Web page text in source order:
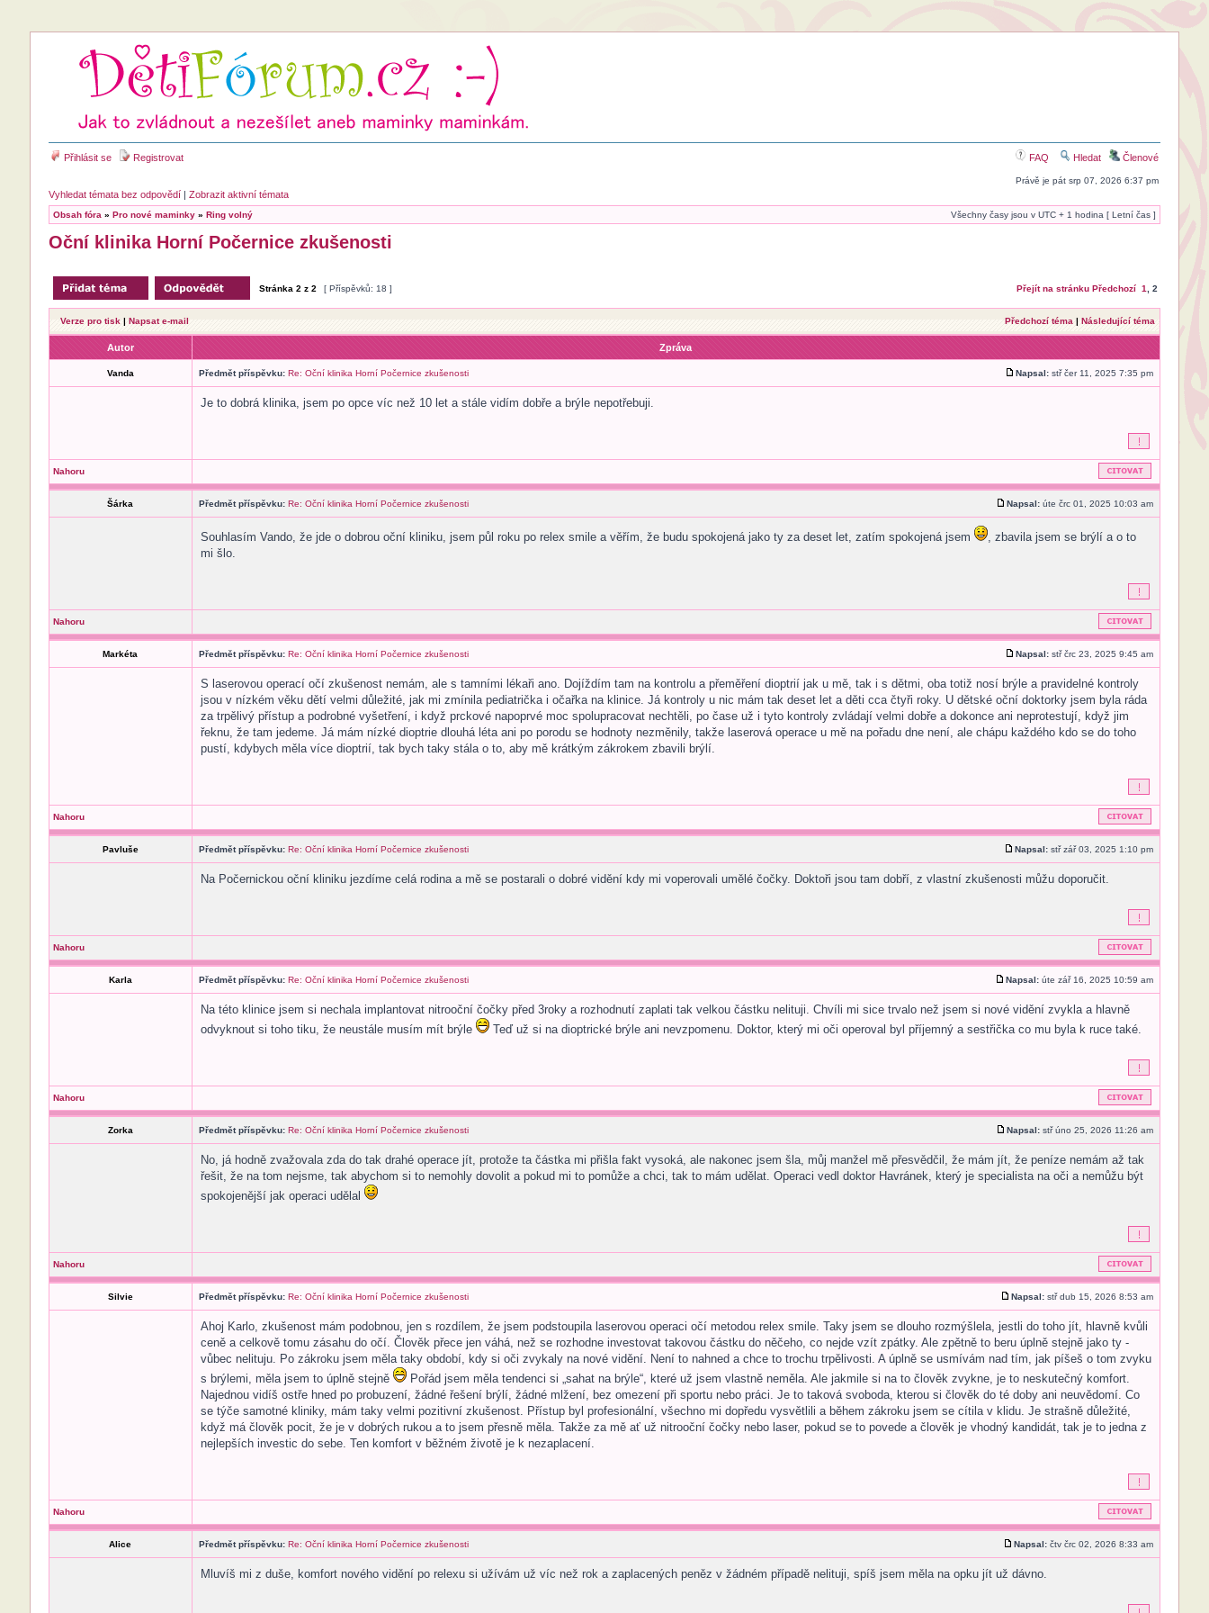
Přihlásit se Registrovat FAQ Hledat Členové
Právě je pát srp 07, 2026 6:37 pm
Vyhledat témata bez odpovědí| Zobrazit aktivní témata
Obsah fóra » Pro nové maminky» Ring volný Všechny časy jsou v UTC + 1 hodina [ Letní čas ]
Oční klinika Horní Počernice zkušenosti
Stránka 2 z 2 [ Příspěvků: 18 ] Přejít na stránku Předchozí 1 2
Verze pro tisk | Napsat e-mail Předchozí téma | Následující téma
Autor Zpráva
Vanda Předmět příspěvku: Re: Oční klinika Horní Počernice zkušenosti Napsal:stř čer 11, 2025 7:35 pm
Je to dobrá klinika, jsem po opce víc než 10 let a stále vidím dobře a brýle nepotřebuji.
Nahoru
Šárka Předmět příspěvku: Re: Oční klinika Horní Počernice zkušenosti Napsal:úte črc 01, 2025 10:03 am
Souhlasím Vando, že jde o dobrou oční kliniku, jsem půl roku po relex smile a věřím, že budu spokojená jako ty za deset let, zatím spokojená jsem
, zbavila jsem se brýlí a o to
mi šlo.
Nahoru
Markéta Předmět příspěvku: Re: Oční klinika Horní Počernice zkušenosti Napsal:stř črc 23, 2025 9:45 am
S laserovou operací očí zkušenost nemám, ale s tamními lékaři ano. Dojíždím tam na kontrolu a přeměření dioptrií jak u mě, tak i s dětmi, oba totiž nosí brýle a pravidelné kontroly
jsou v nízkém věku dětí velmi důležité, jak mi zmínila pediatrička i očařka na klinice. Já kontroly u nic mám tak deset let a děti cca čtyři roky. U dětské oční doktorky jsem byla ráda
za trpělivý přístup a podrobné vyšetření, i když prckové napoprvé moc spolupracovat nechtěli, po čase už i tyto kontroly zvládají velmi dobře a dokonce ani neprotestují, když jim
řeknu, že tam jedeme. Já mám nízké dioptrie dlouhá léta ani po porodu se hodnoty nezměnily, takže laserová operace u mě na pořadu dne není, ale chápu každého kdo se do toho
pustí, kdybych měla více dioptrií, tak bych taky stála o to, aby mě krátkým zákrokem zbavili brýlí.
Nahoru
Pavluše Předmět příspěvku: Re: Oční klinika Horní Počernice zkušenosti Napsal:stř zář 03, 2025 1:10 pm
Na Počernickou oční kliniku jezdíme celá rodina a mě se postarali o dobré vidění kdy mi voperovali umělé čočky. Doktoři jsou tam dobří, z vlastní zkušenosti můžu doporučit.
Nahoru
Karla Předmět příspěvku: Re: Oční klinika Horní Počernice zkušenosti Napsal:úte zář 16, 2025 10:59 am
Na této klinice jsem si nechala implantovat nitrooční čočky před 3roky a rozhodnutí zaplati tak velkou částku nelituji. Chvíli mi sice trvalo než jsem si nové vidění zvykla a hlavně
odvyknout si toho tiku, že neustále musím mít brýle
Teď už si na dioptrické brýle ani nevzpomenu. Doktor, který mi oči operoval byl příjemný a sestřička co mu byla k ruce také.
Nahoru
Zorka Předmět příspěvku: Re: Oční klinika Horní Počernice zkušenosti Napsal:stř úno 25, 2026 11:26 am
No, já hodně zvažovala zda do tak drahé operace jít, protože ta částka mi přišla fakt vysoká, ale nakonec jsem šla, můj manžel mě přesvědčil, že mám jít, že peníze nemám až tak
řešit, že na tom nejsme, tak abychom si to nemohly dovolit a pokud mi to pomůže a chci, tak to mám udělat. Operaci vedl doktor Havránek, který je specialista na oči a nemůžu být
spokojenější jak operaci udělal
Nahoru
Silvie Předmět příspěvku: Re: Oční klinika Horní Počernice zkušenosti Napsal:stř dub 15, 2026 8:53 am
Ahoj Karlo, zkušenost mám podobnou, jen s rozdílem, že jsem podstoupila laserovou operaci očí metodou relex smile. Taky jsem se dlouho rozmýšlela, jestli do toho jít, hlavně kvůli
ceně a celkově tomu zásahu do očí. Člověk přece jen váhá, než se rozhodne investovat takovou částku do něčeho, co nejde vzít zpátky. Ale zpětně to beru úplně stejně jako ty -
vůbec nelituju. Po zákroku jsem měla taky období, kdy si oči zvykaly na nové vidění. Není to nahned a chce to trochu trpělivosti. A úplně se usmívám nad tím, jak píšeš o tom zvyku
s brýlemi, měla jsem to úplně stejně
Pořád jsem měla tendenci si „sahat na brýle“, které už jsem vlastně neměla. Ale jakmile si na to člověk zvykne, je to neskutečný komfort.
Najednou vidíš ostře hned po probuzení, žádné řešení brýlí, žádné mlžení, bez omezení při sportu nebo práci. Je to taková svoboda, kterou si člověk do té doby ani neuvědomí. Co
se týče samotné kliniky, mám taky velmi pozitivní zkušenost. Přístup byl profesionální, všechno mi dopředu vysvětlili a během zákroku jsem se cítila v klidu. Je strašně důležité,
když má člověk pocit, že je v dobrých rukou a to jsem přesně měla. Takže za mě ať už nitrooční čočky nebo laser, pokud se to povede a člověk je vhodný kandidát, tak je to jedna z
nejlepších investic do sebe. Ten komfort v běžném životě je k nezaplacení.
Nahoru
Alice Předmět příspěvku: Re: Oční klinika Horní Počernice zkušenosti Napsal:čtv črc 02, 2026 8:33 am
Mluvíš mi z duše, komfort nového vidění po relexu si užívám už víc než rok a zaplacených peněz v žádném případě nelituji, spíš jsem měla na opku jít už dávno.